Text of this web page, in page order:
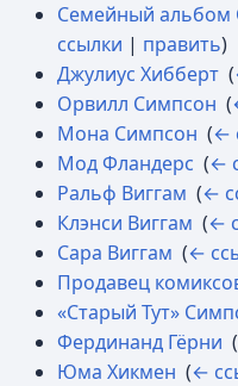
Семейный альбом
ссылки | править)
Джулиус Хибберт (
Орвилл Симпсон (
Мона Симпсон (←
Мод Фландерс (←
Ральф Виггам (←
Клэнси Виггам (←
Сара Виггам (←
Продавец
«Старый Тут»
Фердинанд Гёрни (
Юма Хикмен (←